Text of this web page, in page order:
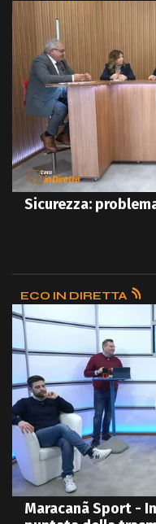
Sicurezza:
ECO IN DIRETTA
Maracanã Sport -